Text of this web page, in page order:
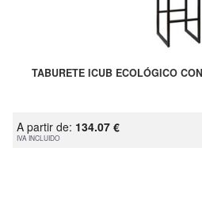
TABURETE ICUB ECOLÓGICO
A partir de: 134.07 €
IVA INCLUIDO